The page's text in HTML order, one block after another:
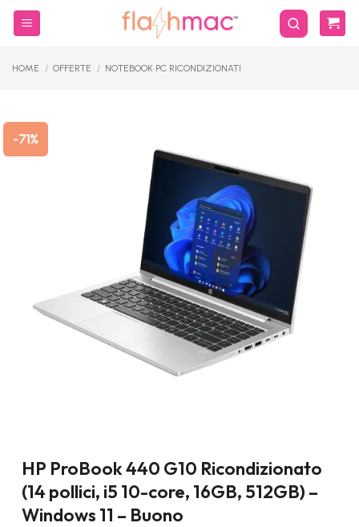
Salta
HOME / OFFERTE / NOTEBOOK PC RICONDIZIONATI
-71%
HP ProBook 440 G10 Ricondizionato
(14 pollici, i5 10-core, 16GB, 512GB) –
Windows 11 – Buono